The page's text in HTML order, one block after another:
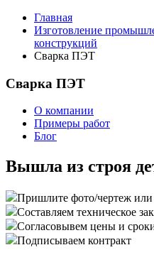
Главная
Изготовление
конструкций
Сварка ПЭТ
Сварка ПЭТ
О компании
Примеры работ
Блог
Вышла из строя
Пришлите фото/чертеж или
Составляем техническое
Согласовывем цены и
Подписываем контракт